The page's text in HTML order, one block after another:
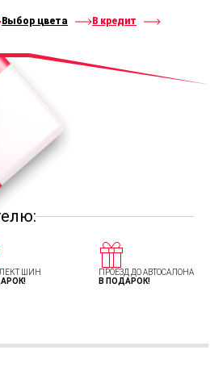
Выбор цвета
В кредит
ШИН
ПРОЕЗД ДО АВТОСАЛОНА
В ПОДАРОК!